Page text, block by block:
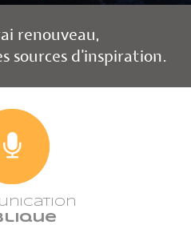
ai renouveau,
s sources d’inspiration.